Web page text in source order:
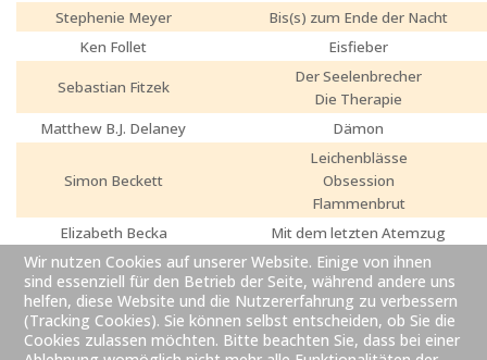
Stephenie Meyer
Bis(s) zum Ende der Nacht
Ken Follet
Eisfieber
Sebastian Fitzek
Der Seelenbrecher
Die Therapie
Matthew B.J. Delaney
Dämon
Simon Beckett
Leichenblässe
Obsession
Flammenbrut
Elizabeth Becka
Mit dem letzten Atemzug
Vorheriger Beitrag: 2009 gelesen
Zurück
Wir nutzen Cookies auf unserer Website. Einige von ihnen
sind essenziell für den Betrieb der Seite, während andere uns
helfen, diese Website und die Nutzererfahrung zu verbessern
(Tracking Cookies). Sie können selbst entscheiden, ob Sie die
Cookies zulassen möchten. Bitte beachten Sie, dass bei einer